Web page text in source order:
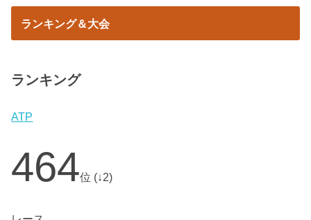
ランキング＆大会
ランキング
ATP
464位 (↓2)